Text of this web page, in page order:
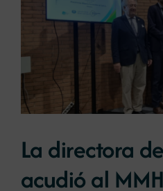
La directora
acudió al